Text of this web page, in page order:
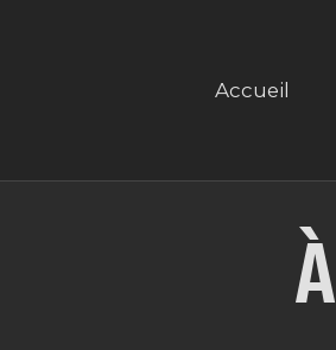
Accueil
À
SERVICES
CONTACTS